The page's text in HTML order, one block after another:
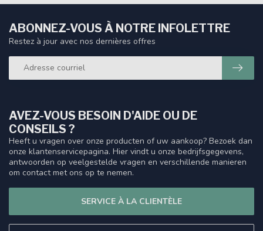
AVEZ-VOUS BESOIN D'AIDE OU DE
CONSEILS ?
Heeft u vragen over onze producten of uw aankoop? Bezoek dan
onze klantenservicepagina. Hier vindt u onze bedrijfsgegevens,
antwoorden op veelgestelde vragen en verschillende manieren
om contact met ons op te nemen.
SERVICE À LA CLIENTÈLE
ABONNEZ-VOUS À NOTRE INFOLETTRE
Restez à jour avec nos dernières offres